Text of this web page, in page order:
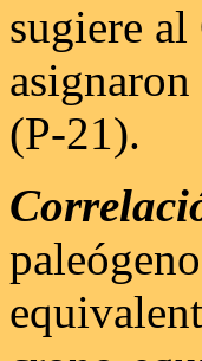
sugiere
(P-21).